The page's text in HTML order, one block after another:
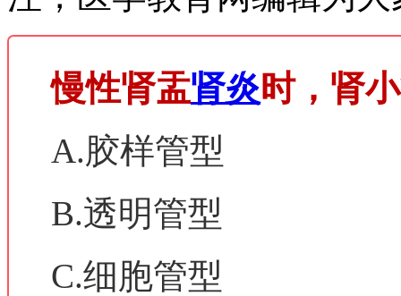
慢性肾盂肾炎时，肾
A.胶样管型
B.透明管型
C.细胞管型